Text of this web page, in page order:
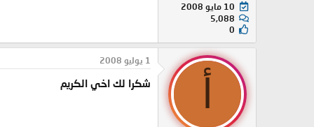
10 مايو 2008
5,088
0
1 يوليو 2008
شكرا لك اخي الكريم